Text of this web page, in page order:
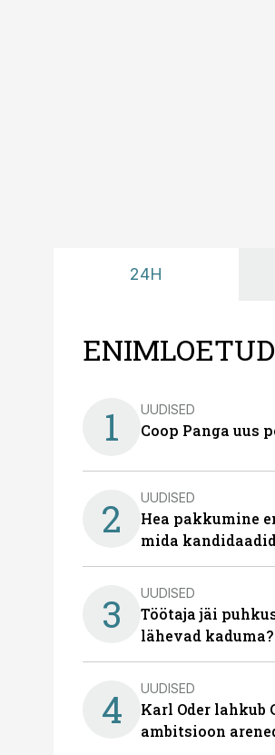
24H
ENIMLOETUD
1 UUDISED
Coop Panga uus
2 UUDISED
Hea pakkumine
mida
3 UUDISED
Töötaja jäi
lähevad kaduma?
4 UUDISED
Karl Oder lahkub
ambitsioon